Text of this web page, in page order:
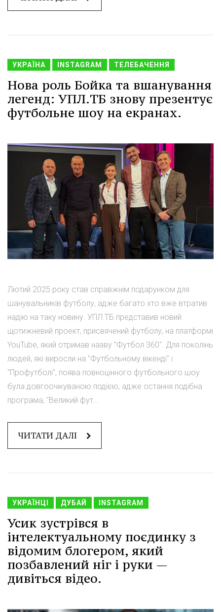
УКРАЇНА INSTAGRAM ТЕЛЕБАЧЕННЯ
Нова роль Бойка та вшанування
легенд: УПЛ.ТБ знову презентує
футбольне шоу на екранах.
Лютий 2025 року став справжнім подарунком для
шанувальників футболу, адже багато хто вже втратив
надію на таку новину. УПЛ.ТБ представив новий
щотижневий проект, присвячений футболу, на платформі
YouTube, який отримав назву "Футбол 360". Для поколінь
людей, які виросли на "Футбольному вікенді" і
"Профутболі", поява повноцінного футбольного шоу
була довгоочікуваною подією, адже остання подібна
програма, "Великий фут...
ЧИТАТИ ДАЛІ
УКРАЇНЦІ ДУБАЙ INSTAGRAM
Усик зустрівся в
інтелектуальному поєдинку з
відомим блогером, який
позбавлений ніг і руки —
дивіться відео.